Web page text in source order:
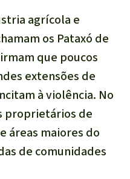
agrícola e
os Pataxó de
que poucos
extensões de
à violência. No
proprietários de
áreas maiores do
de comunidades